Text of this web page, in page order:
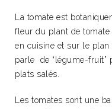
La tomate est
fleur du plant de tomate
en cuisine et sur le plan
parle de “légume-fruit”
plats salés.
Les tomates sont une